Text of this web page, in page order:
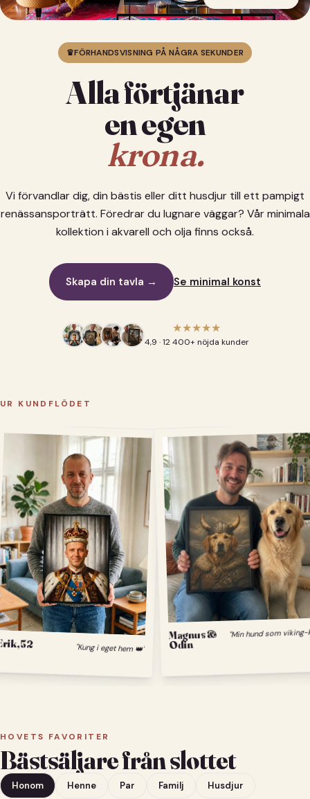
♛FÖRHANDSVISNING PÅ NÅGRA SEKUNDER
Alla förtjänar
en egen
krona.
Vi förvandlar dig, din bästis eller ditt husdjur till ett pampigt
renässansporträtt. Föredrar du lugnare väggar? Vår minimala
kollektion i akvarell och olja finns också.
Skapa din tavla → Se minimal konst
★★★★★
4,9 · 12 400+ nöjda kunder
UR KUNDFLÖDET
52 "Kung i eget hem 👑"
Magnus &
Odin
HOVETS FAVORITER
Bästsäljare från slottet
Honom Henne Par Familj Husdjur